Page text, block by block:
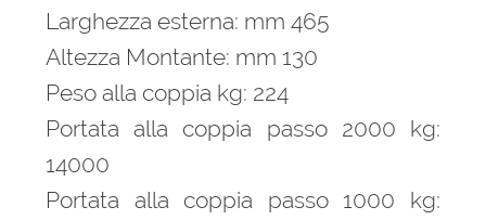
Larghezza esterna: mm 465
Altezza Montante: mm 130
Peso alla coppia kg: 224
Portata alla coppia passo 2000 kg:
14000
Portata alla coppia passo 1000 kg: